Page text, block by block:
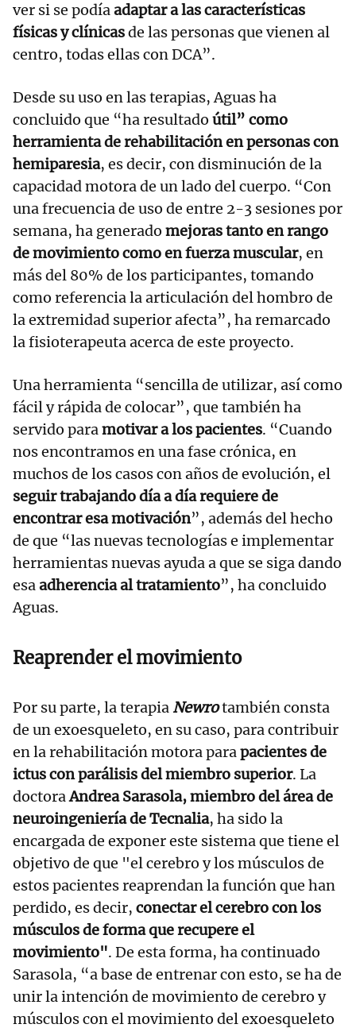
ver si se podíaadaptar a las características
físicas y clínicasde las personas que vienen al
centro, todas ellas con DCA”.
Desde su uso en las terapias, Aguas ha
concluido que “ha resultado útil” como
herramienta de rehabilitación en personas con
hemiparesia, es decir, con disminución de la
capacidad motora de un lado del cuerpo. “Con
una frecuencia de uso de entre 2-3 sesiones por
semana, ha generado mejoras tanto en rango
de movimiento como en fuerza muscular, en
más del 80% de los participantes, tomando
como referencia la articulación del hombro de
la extremidad superior afecta”, ha remarcado
la fisioterapeuta acerca de este proyecto.
Una herramienta “sencilla de utilizar, así como
fácil y rápida de colocar”, que también ha
servido paramotivar a los pacientes. “Cuando
nos encontramos en una fase crónica, en
muchos de los casos con años de evolución, el
seguir trabajando día a día requiere de
encontrar esa motivación”, además del hecho
de que “las nuevas tecnologías e implementar
herramientas nuevas ayuda a que se siga dando
esaadherencia al tratamiento”, ha concluido
Aguas.
Reaprender el movimiento
Por su parte, la terapia Newrotambién consta
de un exoesqueleto, en su caso, para contribuir
en la rehabilitación motora parapacientes de
ictus con parálisis del miembro superior. La
doctoraAndrea Sarasola, miembro del área de
neuroingeniería de Tecnalia, ha sido la
encargada de exponer este sistema que tiene el
objetivo de que "el cerebro y los músculos de
estos pacientes reaprendan la función que han
perdido, es decir, conectar el cerebro con los
músculos de forma que recupere el
movimiento". De esta forma, ha continuado
Sarasola, “a base de entrenar con esto, se ha de
unir la intención de movimiento de cerebro y
músculos con el movimiento del exoesqueleto